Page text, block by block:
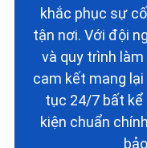
khắc phục sự
tận nơi. Với đội
và quy trình
cam kết mang
tục 24/7 bất kể
kiện chuẩn